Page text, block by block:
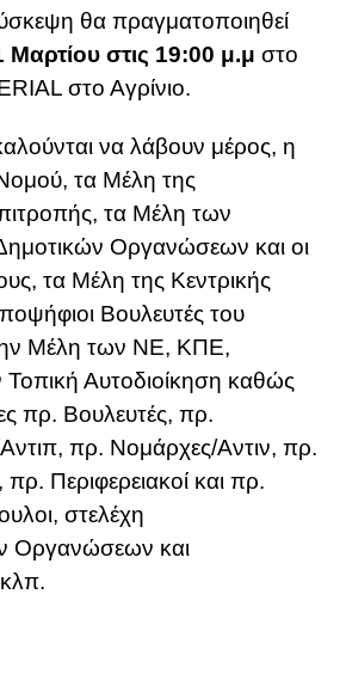
θα πραγματοποιηθεί
Μαρτίου στις 19:00 μ.μ στο
στο Αγρίνιο.
να λάβουν μέρος, η
τα Μέλη της
τα Μέλη των
Οργανώσεων και οι
τα Μέλη της Κεντρικής
Βουλευτές του
Μέλη των ΝΕ, ΚΠΕ,
Τοπική Αυτοδιοίκηση καθώς
πρ. Βουλευτές, πρ.
Αντιπ, πρ. Νομάρχες/Αντιν, πρ.
Περιφερειακοί και πρ.
στελέχη
Οργανώσεων και